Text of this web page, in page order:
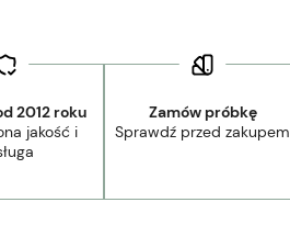
2012 roku
jakość i
Zamów próbkę
Sprawdź przed zakupem